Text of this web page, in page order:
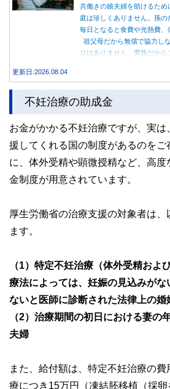
共働きの娘夫婦を助けるた
庭は珍しくありません。孫の
毎日となると食費や光熱費、
祖父母だから無償で協力し
りはありません。家族だから
更新日:2026.08.04
不妊治療の助成金
お金がかかる不妊治療ですが、実
援してくれる国の制度があるのをご
に、体外受精や顕微授精など、高
金制度が用意されています。
厚生労働省の治療支援の対象者は
ます。
（1）特定不妊治療（体外受精およ
療法によっては、妊娠の見込みが
ないと医師に診断された法律上の婚
（2）治療期間の初日における妻の
夫婦
また、給付額は、特定不妊治療の
療につき15万円（凍結胚移植（採